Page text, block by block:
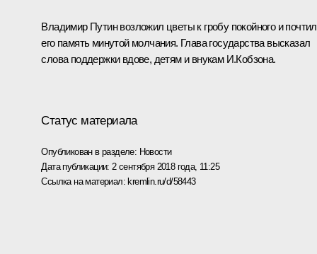
Владимир Путин возложил цветы к гробу покойного и почтил
его память минутой молчания. Глава государства высказал
слова поддержки вдове, детям и внукам И.Кобзона.
Статус материала
Опубликован в разделе: Новости
Дата публикации: 2 сентября 2018 года, 11:25
Ссылка на материал: kremlin.ru/d/58443